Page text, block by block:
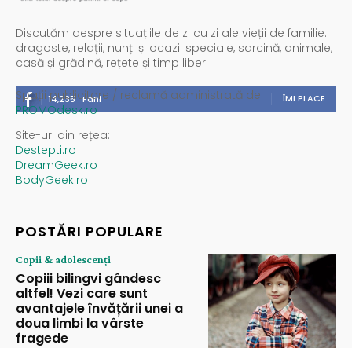
Discutăm despre situațiile de zi cu zi ale vieții de familie:
dragoste, relații, nunți și ocazii speciale, sarcină, animale,
casă și grădină, rețete și timp liber.
14,235 Fani ÎMI PLACE
Spații publicitare / reclamă administrată de
PROMOdesk.ro
Site-uri din rețea:
Destepti.ro
DreamGeek.ro
BodyGeek.ro
POSTĂRI POPULARE
Copii & adolescenți
Copiii bilingvi gândesc
altfel! Vezi care sunt
avantajele învățării unei a
doua limbi la vârste
fragede